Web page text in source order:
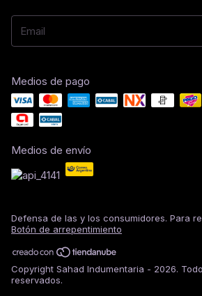
Medios de pago
Medios de envío
Defensa de las y los consumidores. Para
Botón de arrepentimiento
Copyright Sahad Indumentaria - 2026.
reservados.